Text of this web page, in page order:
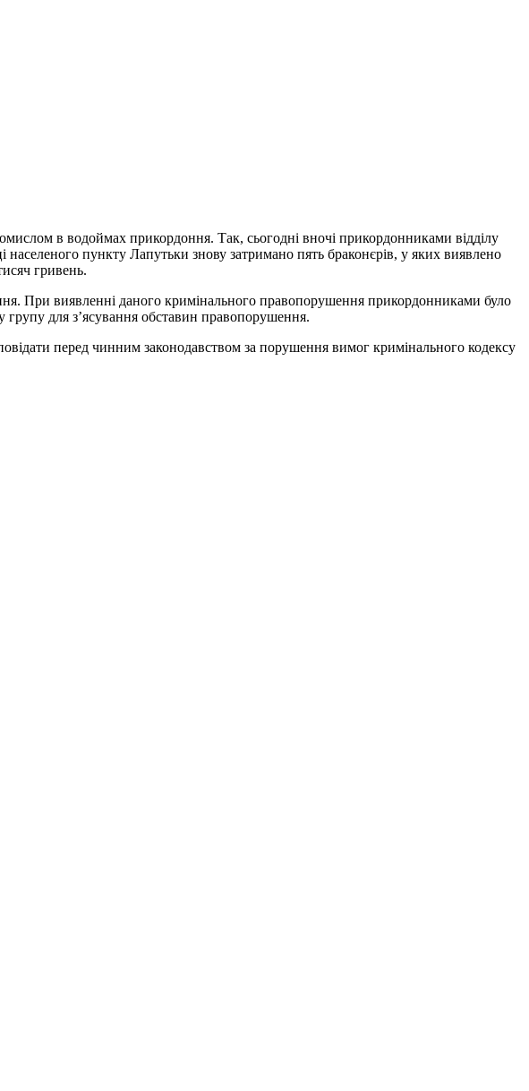
в водоймах прикордоння. Так, сьогодні вночі прикордонниками відділу
населеного пункту Лапутьки знову затримано пять браконєрів, у яких виявлено
гривень.
При виявленні даного кримінального правопорушення прикордонниками було
для з’ясування обставин правопорушення.
перед чинним законодавством за порушення вимог кримінального кодексу